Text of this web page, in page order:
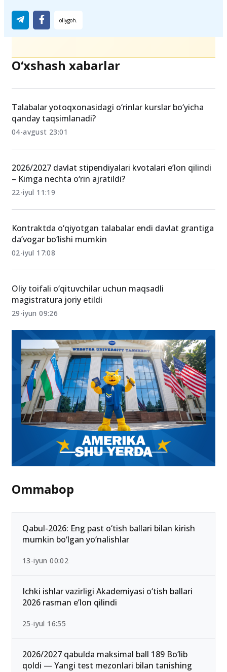
O‘xshash xabarlar
Talabalar yotoqxonasidagi o‘rinlar kurslar bo‘yicha
qanday taqsimlanadi?
04-avgust 23:01
2026/2027 davlat stipendiyalari kvotalari e’lon qilindi
– Kimga nechta o‘rin ajratildi?
22-iyul 11:19
Kontraktda o‘qiyotgan talabalar endi davlat grantiga
da’vogar bo‘lishi mumkin
02-iyul 17:08
Oliy toifali o‘qituvchilar uchun maqsadli
magistratura joriy etildi
29-iyun 09:26
Ommabop
Qabul-2026: Eng past o‘tish ballari bilan kirish
mumkin bo‘lgan yo‘nalishlar
13-iyun 00:02
Ichki ishlar vazirligi Akademiyasi o‘tish ballari
2026 rasman e’lon qilindi
25-iyul 16:55
2026/2027 qabulda maksimal ball 189 Bo‘lib
qoldi — Yangi test mezonlari bilan tanishing